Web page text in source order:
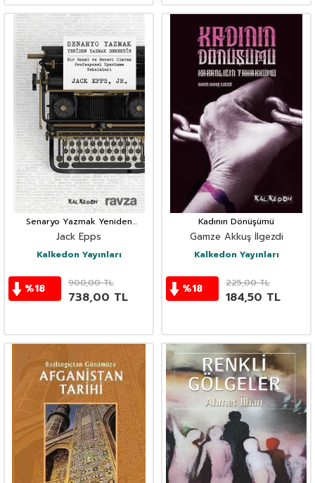
Senaryo Yazmak Yeniden
Yazmak Demektir
Jack Epps
Kalkedon Yayınları
%18 900,00TL
738,00 TL
Kadının Dönüşümü
Gamze Akkuş İlgezdi
Kalkedon Yayınları
%18 225,00TL
184,50 TL